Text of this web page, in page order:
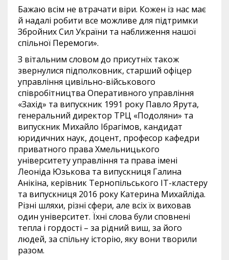
Бажаю всім не втрачати віри. Кожен із нас має
й надалі робити все можливе для підтримки
Збройних Сил України та наближення нашої
спільної Перемоги».
З вітальним словом до присутніх також
звернулися підполковник, старший офіцер
управління цивільно-військового
співробітництва Оперативного управління
«Захід» та випускник 1991 року Павло Ярута,
генеральний директор ТРЦ «Подоляни» та
випускник Михайло Ібрагімов, кандидат
юридичних наук, доцент, професор кафедри
приватного права Хмельницького
університету управління та права імені
Леоніда Юзькова та випускниця Галина
Анікіна, керівник Тернопільського ІТ-кластеру
та випускниця 2016 року Катерина Михайліда.
Різні шляхи, різні сфери, але всіх їх виховав
один університет. Їхні слова були сповнені
тепла і гордості – за рідний виш, за його
людей, за спільну історію, яку вони творили
разом.